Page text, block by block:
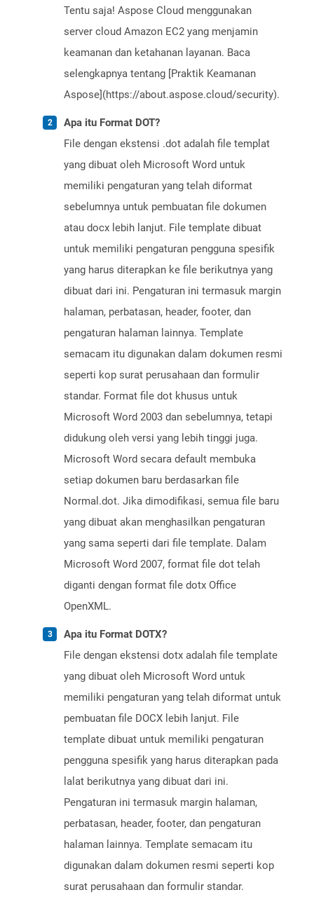
Tentu saja! Aspose Cloud menggunakan
server cloud Amazon EC2 yang menjamin
keamanan dan ketahanan layanan. Baca
selengkapnya tentang [Praktik Keamanan
Aspose](https://about.aspose.cloud/security).
Apa itu Format DOT?
File dengan ekstensi .dot adalah file templat
yang dibuat oleh Microsoft Word untuk
memiliki pengaturan yang telah diformat
sebelumnya untuk pembuatan file dokumen
atau docx lebih lanjut. File template dibuat
untuk memiliki pengaturan pengguna spesifik
yang harus diterapkan ke file berikutnya yang
dibuat dari ini. Pengaturan ini termasuk margin
halaman, perbatasan, header, footer, dan
pengaturan halaman lainnya. Template
semacam itu digunakan dalam dokumen resmi
seperti kop surat perusahaan dan formulir
standar. Format file dot khusus untuk
Microsoft Word 2003 dan sebelumnya, tetapi
didukung oleh versi yang lebih tinggi juga.
Microsoft Word secara default membuka
setiap dokumen baru berdasarkan file
Normal.dot. Jika dimodifikasi, semua file baru
yang dibuat akan menghasilkan pengaturan
yang sama seperti dari file template. Dalam
Microsoft Word 2007, format file dot telah
diganti dengan format file dotx Office
OpenXML.
Apa itu Format DOTX?
File dengan ekstensi dotx adalah file template
yang dibuat oleh Microsoft Word untuk
memiliki pengaturan yang telah diformat untuk
pembuatan file DOCX lebih lanjut. File
template dibuat untuk memiliki pengaturan
pengguna spesifik yang harus diterapkan pada
lalat berikutnya yang dibuat dari ini.
Pengaturan ini termasuk margin halaman,
perbatasan, header, footer, dan pengaturan
halaman lainnya. Template semacam itu
digunakan dalam dokumen resmi seperti kop
surat perusahaan dan formulir standar.